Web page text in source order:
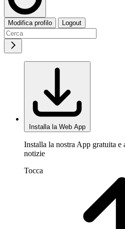
Modifica profilo Logout
Installa la Web App
Installa la nostra App gratuita e
notizie
Tocca